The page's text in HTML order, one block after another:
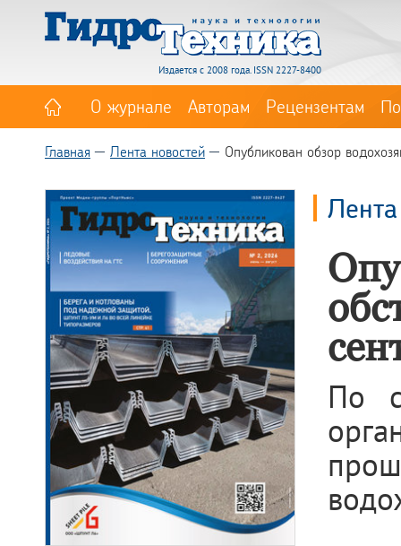
Издается с 2008 года. ISSN 2227-8400
О журнале Авторам Рецензентам
Главная Лента новостей Опубликован обзор
По